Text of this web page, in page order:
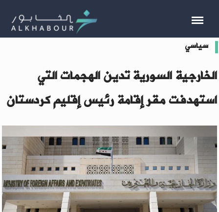
سياسي
الخارجية السورية تدين الهجمات التي
استهدفت مقر إقامة رئيس إقليم كردستان